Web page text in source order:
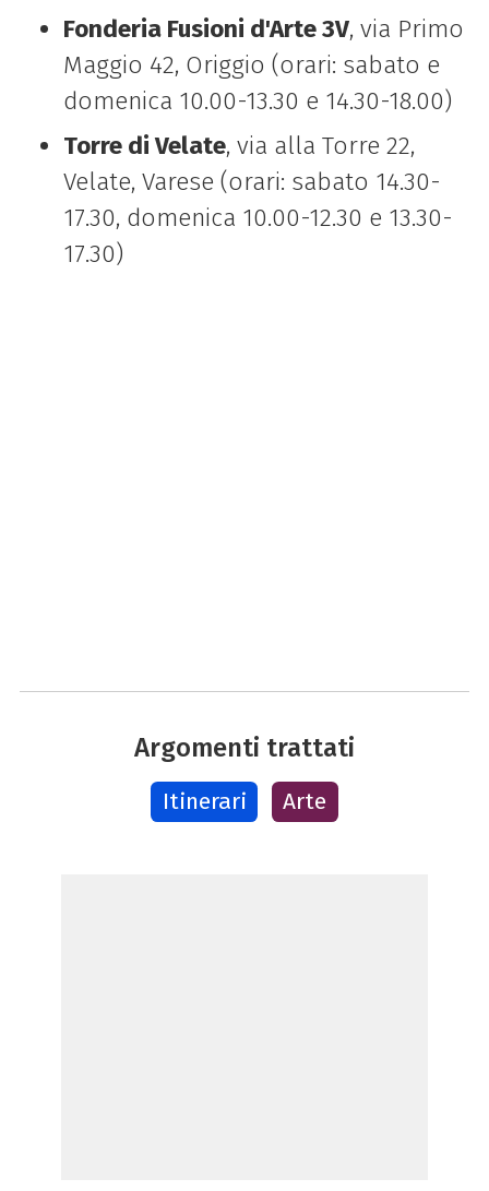
Fonderia Fusioni d'Arte 3V, via Primo
Maggio 42, Origgio (orari: sabato e
domenica 10.00-13.30 e 14.30-18.00)
Torre di Velate, via alla Torre 22,
Velate, Varese (orari: sabato 14.30-
17.30, domenica 10.00-12.30 e 13.30-
17.30)
Argomenti trattati
Itinerari Arte